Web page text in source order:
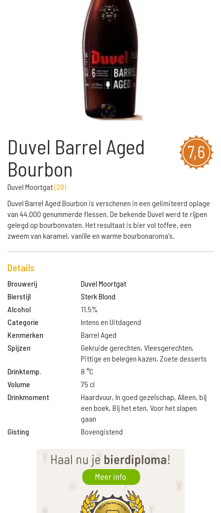
7,6
Duvel Barrel Aged
Bourbon
Duvel Moortgat(28)
Duvel Barrel Aged Bourbon is verschenen in een gelimiteerd oplage
van 44.000 genummerde flessen. De bekende Duvel werd te rijpen
gelegd op bourbonvaten. Het resultaat is bier vol toffee, een
zweem van karamel, vanille en warme bourbonaroma's.
Details
Brouwerij
Duvel Moortgat
Bierstijl
Sterk Blond
Alcohol
11.5%
Categorie
Intens en Uitdagend
Kenmerken
Barrel Aged
Spijzen
Gekruide gerechten, Vleesgerechten,
Pittige en belegen kazen, Zoete desserts
Drinktemp.
8 °C
Volume
75 cl
Drinkmoment
Haardvuur, In goed gezelschap, Alleen, bij
een boek, Bij het eten, Voor het slapen
gaan
Gisting
Bovengistend